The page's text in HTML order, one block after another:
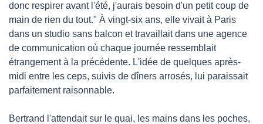
donc respirer avant l'été, j'aurais besoin d'un petit coup de
main de rien du tout." À vingt-six ans, elle vivait à Paris
dans un studio sans balcon et travaillait dans une agence
de communication où chaque journée ressemblait
étrangement à la précédente. L'idée de quelques après-
midi entre les ceps, suivis de dîners arrosés, lui paraissait
parfaitement raisonnable.
Bertrand l'attendait sur le quai, les mains dans les poches,